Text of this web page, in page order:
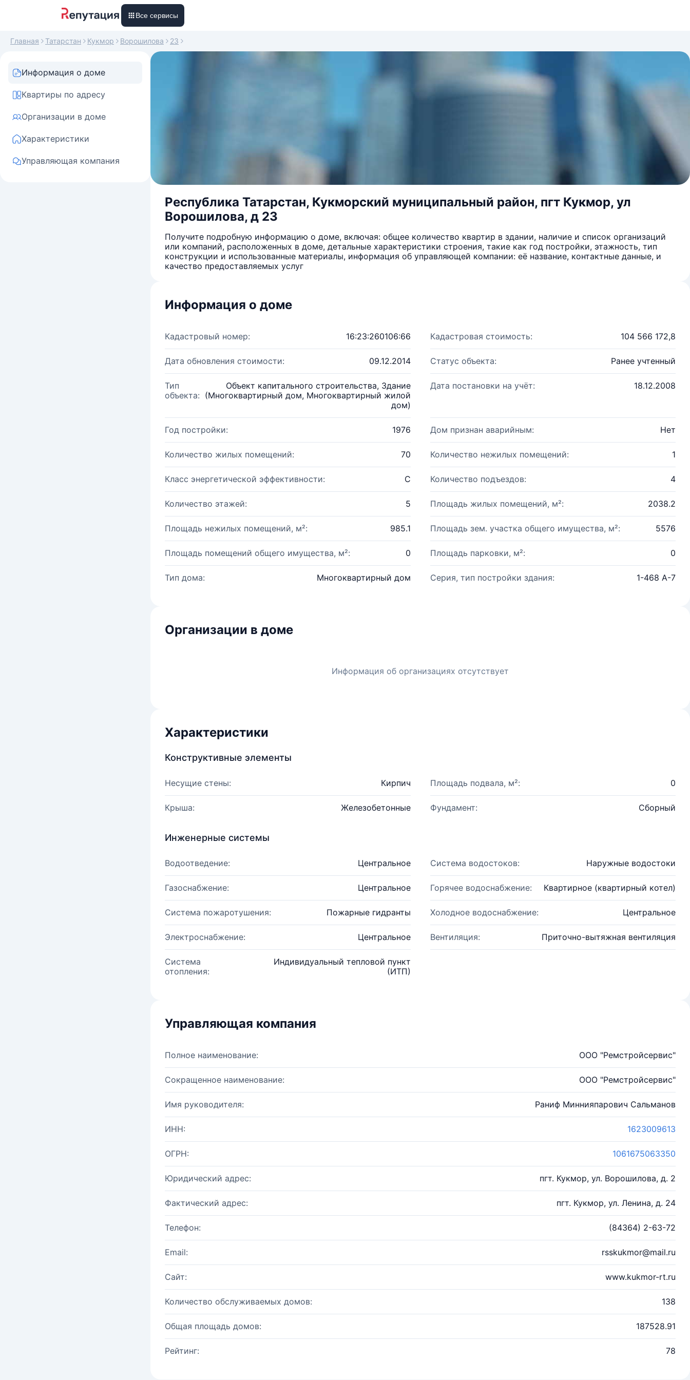
Все сервисы
Главная Татарстан Кукмор Ворошилова 23
Информация о доме
Квартиры по адресу
Организации в доме
Характеристики
Управляющая компания
Республика Татарстан, Кукморский муниципальный район, пгт Кукмор, ул
Ворошилова, д 23
Получите подробную информацию о доме, включая: общее количество квартир в здании, наличие и список организаций
или компаний, расположенных в доме, детальные характеристики строения, такие как год постройки, этажность, тип
конструкции и использованные материалы, информация об управляющей компании: её название, контактные данные, и
качество предоставляемых услуг
Информация о доме
Кадастровый номер: 16:23:260106:66 Кадастровая стоимость: 104 566 172,8
Дата обновления стоимости: 09.12.2014 Статус объекта: Ранее учтенный
Тип
объекта:
Объект капитального строительства, Здание
(Многоквартирный дом, Многоквартирный жилой
дом)
Дата постановки на учёт: 18.12.2008
Год постройки: 1976 Дом признан аварийным: Нет
Количество жилых помещений: 70 Количество нежилых помещений: 1
Класс энергетической эффективности: C Количество подъездов: 4
Количество этажей: 5 Площадь жилых помещений, м²: 2038.2
Площадь нежилых помещений, м²: 985.1 Площадь зем. участка общего имущества, м²: 5576
Площадь помещений общего имущества, м²: 0 Площадь парковки, м²: 0
Тип дома: Многоквартирный дом Серия, тип постройки здания: 1-468 А-7
Организации в доме
Информация об организациях отсутствует
Характеристики
Конструктивные элементы
Несущие стены: Кирпич Площадь подвала, м²: 0
Крыша: Железобетонные Фундамент: Сборный
Инженерные системы
Водоотведение: Центральное Система водостоков: Наружные водостоки
Газоснабжение: Центральное Горячее водоснабжение: Квартирное (квартирный котел)
Система пожаротушения: Пожарные гидранты Холодное водоснабжение: Центральное
Электроснабжение: Центральное Вентиляция: Приточно-вытяжная вентиляция
Система
отопления:
Индивидуальный тепловой пункт
(ИТП)
Управляющая компания
Полное наименование: ООО "Ремстройсервис"
Сокращенное наименование: ООО "Ремстройсервис"
Имя руководителя: Раниф Миннияпарович Сальманов
ИНН: 1623009613
ОГРН: 1061675063350
Юридический адрес: пгт. Кукмор, ул. Ворошилова, д. 2
Фактический адрес: пгт. Кукмор, ул. Ленина, д. 24
Телефон: (84364) 2-63-72
Email: rsskukmor@mail.ru
Сайт: www.kukmor-rt.ru
Количество обслуживаемых домов: 138
Общая площадь домов: 187528.91
Рейтинг: 78